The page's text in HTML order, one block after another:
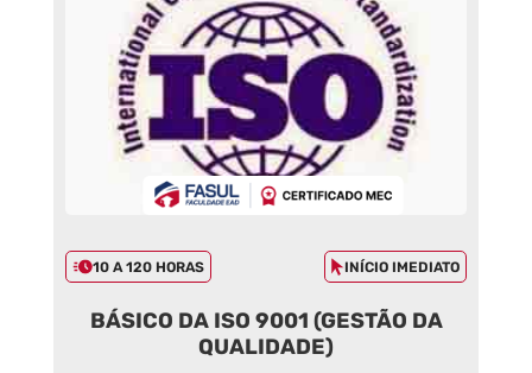
10 A 120 HORAS INÍCIO IMEDIATO
BÁSICO DA ISO 9001 (GESTÃO DA
QUALIDADE)